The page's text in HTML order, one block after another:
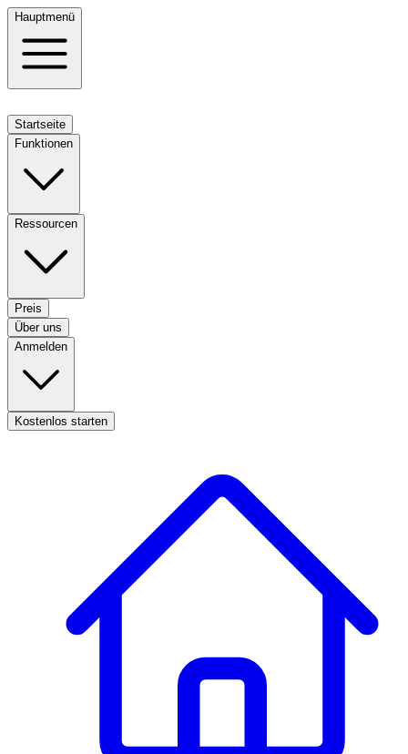
Hauptmenü
Startseite
Funktionen
Ressourcen
Preis
Über uns
Anmelden
Kostenlos starten